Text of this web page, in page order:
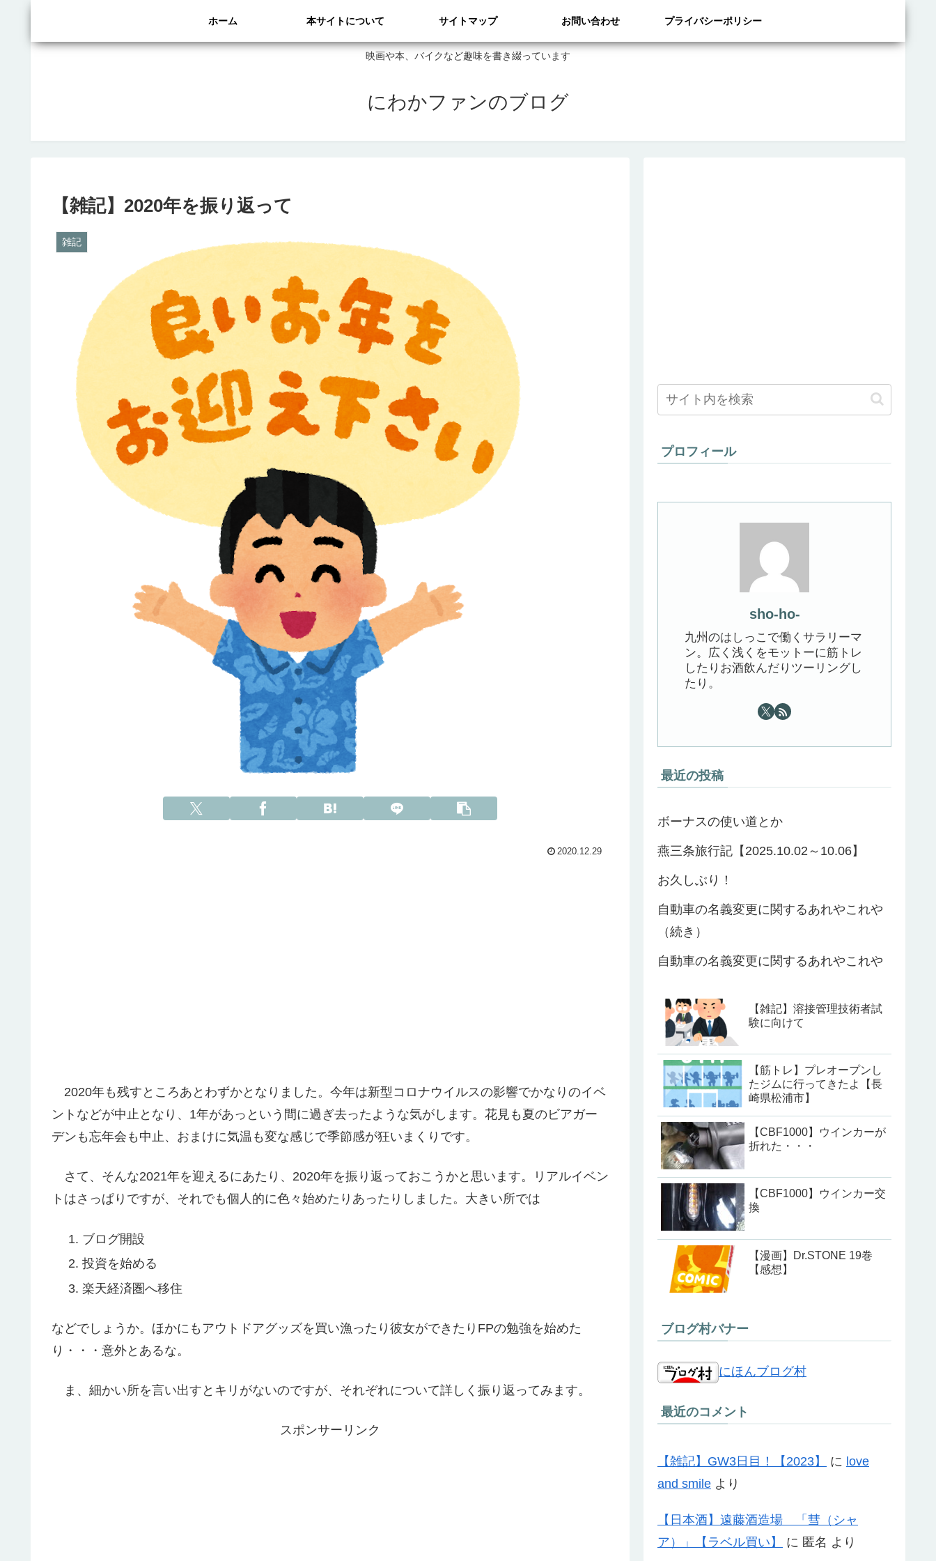
映画や本、バイクなど趣味を書き綴っています
にわかファンのブログ
ホーム 本サイトについて サイトマップ お問い合わせ プライバシーポリシー
【雑記】2020年を振り返って
雑記
2020.12.29
2020年も残すところあとわずかとなりました。今年は新型コロナウイルスの影響でかなりのイベ
ントなどが中止となり、1年があっという間に過ぎ去ったような気がします。花見も夏のビアガー
デンも忘年会も中止、おまけに気温も変な感じで季節感が狂いまくりです。
さて、そんな2021年を迎えるにあたり、2020年を振り返っておこうかと思います。リアルイベン
トはさっぱりですが、それでも個人的に色々始めたりあったりしました。大きい所では
ブログ開設
投資を始める
楽天経済圏へ移住
などでしょうか。ほかにもアウトドアグッズを買い漁ったり彼女ができたりFPの勉強を始めた
り・・・意外とあるな。
ま、細かい所を言い出すとキリがないのですが、それぞれについて詳しく振り返ってみます。
スポンサーリンク
プロフィール
sho-ho-
九州のはしっこで働くサラリーマ
ン。広く浅くをモットーに筋トレ
したりお酒飲んだりツーリングし
たり。
最近の投稿
ボーナスの使い道とか
燕三条旅行記【2025.10.02～10.06】
お久しぶり！
自動車の名義変更に関するあれやこれや
（続き）
自動車の名義変更に関するあれやこれや
【雑記】溶接管理技術者試
験に向けて
【筋トレ】プレオープンし
たジムに行ってきたよ【長
崎県松浦市】
【CBF1000】ウインカーが
折れた・・・
【CBF1000】ウインカー交
換
【漫画】Dr.STONE 19巻
【感想】
ブログ村バナー
にほんブログ村
最近のコメント
【雑記】GW3日目！【2023】 に love
and smile より
【日本酒】遠藤酒造場 「彗（シャ
ア）」【ラベル買い】
に 匿名 より